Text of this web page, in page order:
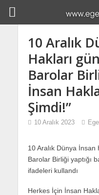
10 Aralık
Hakları
Barolar
İnsan
Şimdi!”
10 Aralık 2023
10 Aralık Dünya İnsan
Barolar Birliği yaptığı
ifadeleri kullandı
Herkes İçin İnsan